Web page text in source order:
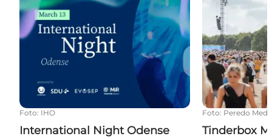
Foto: IHO
International Night Odense
Foto: Peredo
Tinderbox